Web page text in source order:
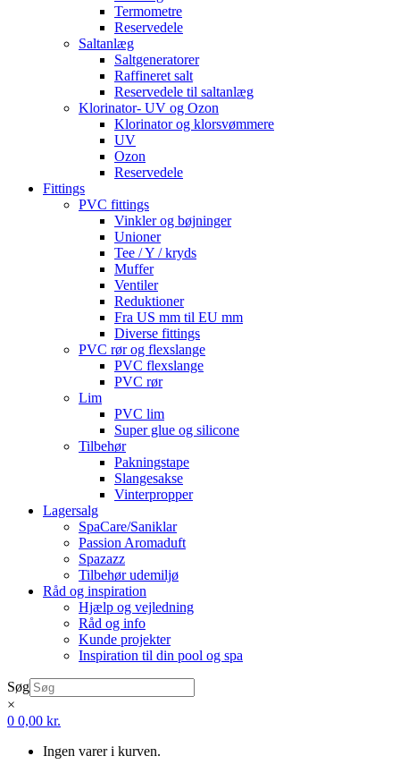
Termometre
Reservedele
Saltanlæg
Saltgeneratorer
Raffineret salt
Reservedele til saltanlæg
Klorinator- UV og Ozon
Klorinator og klorsvømmere
UV
Ozon
Reservedele
Fittings
PVC fittings
Vinkler og bøjninger
Unioner
Tee / Y / kryds
Muffer
Ventiler
Reduktioner
Fra US mm til EU mm
Diverse fittings
PVC rør og flexslange
PVC flexslange
PVC rør
Lim
PVC lim
Super glue og silicone
Tilbehør
Pakningstape
Slangesakse
Vinterpropper
Lagersalg
SpaCare/Saniklar
Passion Aromaduft
Spazazz
Tilbehør udemiljø
Råd og inspiration
Hjælp og vejledning
Råd og info
Kunde projekter
Inspiration til din pool og spa
Søg
×
0 0,00 kr.
Ingen varer i kurven.